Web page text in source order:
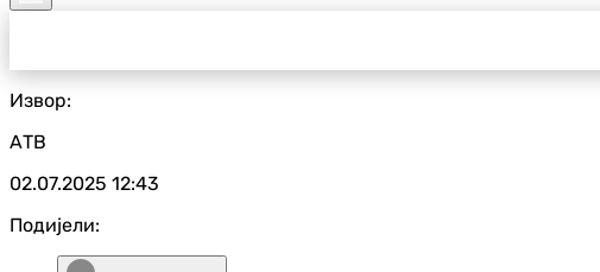
Извор:
АТВ
02.07.2025 12:43
Подијели: